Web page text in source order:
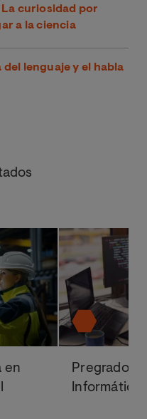
La curiosidad por
a la ciencia
del lenguaje y el habla
en
Pregrado
Informática